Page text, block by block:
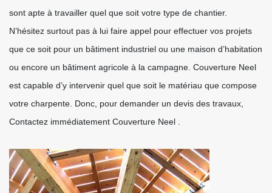
sont apte à travailler quel que soit votre type de chantier.
N’hésitez surtout pas à lui faire appel pour effectuer vos projets
que ce soit pour un bâtiment industriel ou une maison d’habitation
ou encore un bâtiment agricole à la campagne. Couverture Neel
est capable d’y intervenir quel que soit le matériau que compose
votre charpente. Donc, pour demander un devis des travaux,
Contactez immédiatement Couverture Neel .